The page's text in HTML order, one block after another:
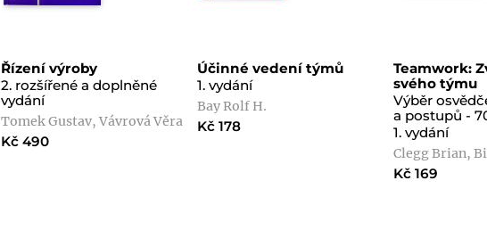
Řízení výroby
2. rozšířené a doplněné
vydání
Tomek Gustav, Vávrová Věra
Kč 490
Účinné vedení týmů
1. vydání
Bay Rolf H.
Kč 178
Teamwork:
svého týmu
Výběr
a postupů -
1. vydání
Clegg Brian,
Kč 169